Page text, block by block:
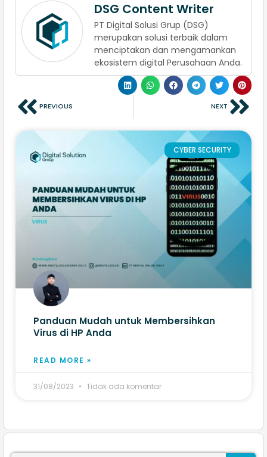
DSG Content Writer
PT Digital Solusi Grup (DSG)
merupakan solusi terbaik dalam
menciptakan dan mengamankan
ekosistem digital Perusahaan Anda.
PREVIOUS NEXT
CYBER SECURITY
Panduan Mudah untuk Membersihkan
Virus di HP Anda
READ MORE »
31/08/2023 Tidak ada komentar